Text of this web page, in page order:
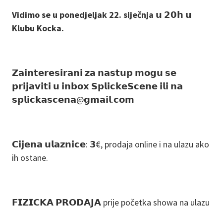
Vidimo se u ponedjeljak 22. siječnja 𝘂 𝟮𝟬𝗵 𝘂
Klubu Kocka.
𝗭𝗮𝗶𝗻𝘁𝗲𝗿𝗲𝘀𝗶𝗿𝗮𝗻𝗶 𝘇𝗮 𝗻𝗮𝘀𝘁𝘂𝗽 𝗺𝗼𝗴𝘂 𝘀𝗲
𝗽𝗿𝗶𝗷𝗮𝘃𝗶𝘁𝗶 𝘂 𝗶𝗻𝗯𝗼𝘅 𝗦𝗽𝗹𝗶𝗰𝗸𝗲𝗦𝗰𝗲𝗻𝗲 𝗶𝗹𝗶 𝗻𝗮
𝘀𝗽𝗹𝗶𝗰𝗸𝗮𝘀𝗰𝗲𝗻𝗮@𝗴𝗺𝗮𝗶𝗹.𝗰𝗼𝗺
𝗖𝗶𝗷𝗲𝗻𝗮 𝘂𝗹𝗮𝘇𝗻𝗶𝗰𝗲: 𝟯€, prodaja online i na ulazu ako
ih ostane.
𝗙𝗜𝗭𝗜𝗖𝗞𝗔 𝗣𝗥𝗢𝗗𝗔𝗝𝗔 prije početka showa na ulazu